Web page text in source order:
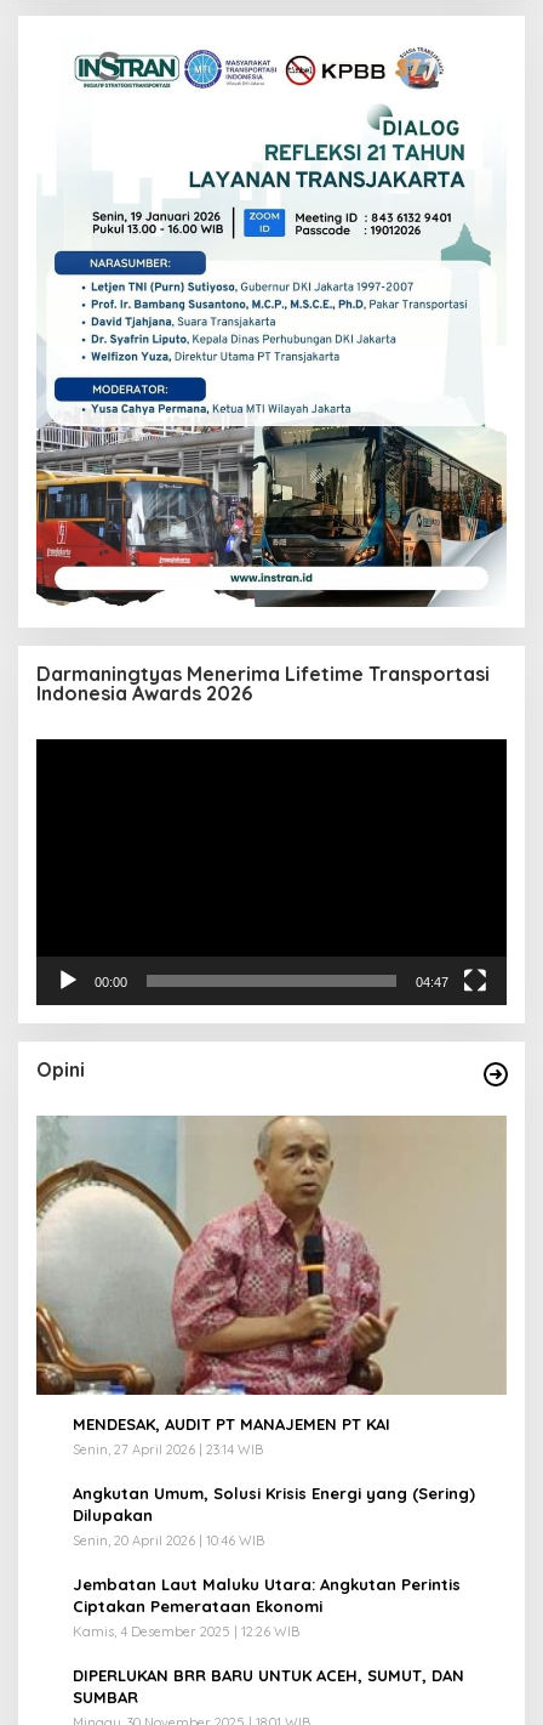
Darmaningtyas Menerima Lifetime Transportasi
Indonesia Awards 2026
00:00 04:47
Opini
MENDESAK, AUDIT PT MANAJEMEN PT KAI
Senin, 27 April 2026 | 23:14 WIB
Angkutan Umum, Solusi Krisis Energi yang (Sering)
Dilupakan
Senin, 20 April 2026 | 10:46 WIB
Jembatan Laut Maluku Utara: Angkutan Perintis
Ciptakan Pemerataan Ekonomi
Kamis, 4 Desember 2025 | 12:26 WIB
DIPERLUKAN BRR BARU UNTUK ACEH, SUMUT, DAN
SUMBAR